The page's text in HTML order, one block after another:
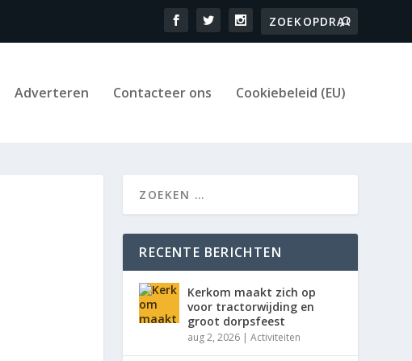
Adverteren Contacteer ons Cookiebeleid (EU)
RECENTE BERICHTEN
Kerkom maakt zich op
voor tractorwijding en
groot dorpsfeest
aug 2, 2026 |Activiteiten